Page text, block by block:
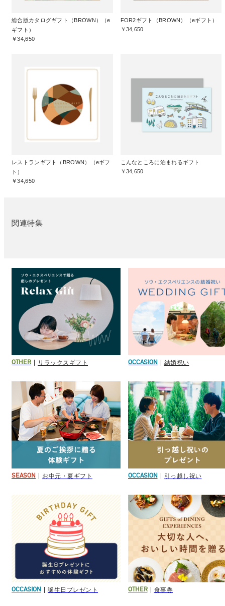
総合版カタログギフト（BROWN）（e
ギフト）
￥34,650
FOR2ギフト（BROWN）（eギフト）
￥34,650
レストランギフト（BROWN）（eギフ
ト）
￥34,650
こんなところに泊まれるギフト
￥34,650
関連特集
OTHER リラックスギフト OCCASION 結婚祝い
SEASON お中元・夏ギフト OCCASION 引っ越し祝い
OCCASION 誕生日プレゼント OTHER 食事券